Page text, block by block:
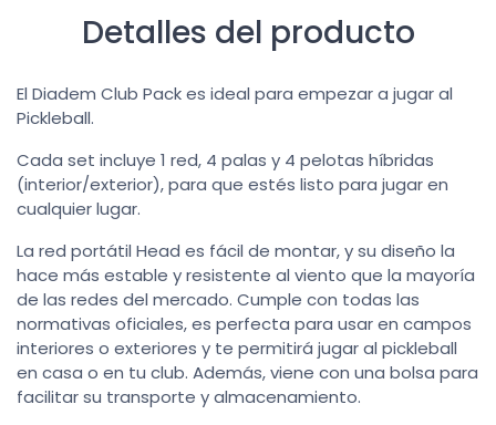
Detalles del producto
El Diadem Club Pack es ideal para empezar a jugar al
Pickleball.
Cada set incluye 1 red, 4 palas y 4 pelotas híbridas
(interior/exterior), para que estés listo para jugar en
cualquier lugar.
La red portátil Head es fácil de montar, y su diseño la
hace más estable y resistente al viento que la mayoría
de las redes del mercado. Cumple con todas las
normativas oficiales, es perfecta para usar en campos
interiores o exteriores y te permitirá jugar al pickleball
en casa o en tu club. Además, viene con una bolsa para
facilitar su transporte y almacenamiento.